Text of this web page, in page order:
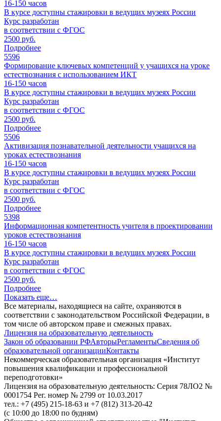
16-150 часов
В курсе доступны стажировки в ведущих музеях России
Курс разработан
в соответствии с ФГОС
2500 руб.
Подробнее
5596
Формирование ключевых компетенций у учащихся на уроке
естествознания с использованием ИКТ
16-150 часов
В курсе доступны стажировки в ведущих музеях России
Курс разработан
в соответствии с ФГОС
2500 руб.
Подробнее
5506
Активизация познавательной деятельности учащихся на
уроках естествознания
16-150 часов
В курсе доступны стажировки в ведущих музеях России
Курс разработан
в соответствии с ФГОС
2500 руб.
Подробнее
5398
Информационная компетентность учителя в проектировании
уроков естествознания
16-150 часов
В курсе доступны стажировки в ведущих музеях России
Курс разработан
в соответствии с ФГОС
2500 руб.
Подробнее
Показать еще…
Все материалы, находящиеся на сайте, охраняются в
соответствии с законодательством Российской Федерации, в
том числе об авторском праве и смежных правах.
Лицензия на образовательную деятельность
Закон об образовании РФАвторыРегламентыСведения об
образовательной организацииКонтакты
Некоммерческая образовательная организация «Институт
повышения квалификации и профессиональной
переподготовки»
Лицензия на образовательную деятельность: Серия 78ЛО2 №
0001754 Рег. номер № 2799 от 10.03.2017
тел.: +7 (495) 215-18-63 и +7 (812) 313-20-42
(с 10:00 до 18:00 по будням)